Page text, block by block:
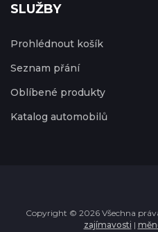
SLUŽBY
Prohlédnout košík
Seznam přání
Oblíbené produkty
Katalog automobilů
Copyright © 2026 Všechna
zajímavosti |